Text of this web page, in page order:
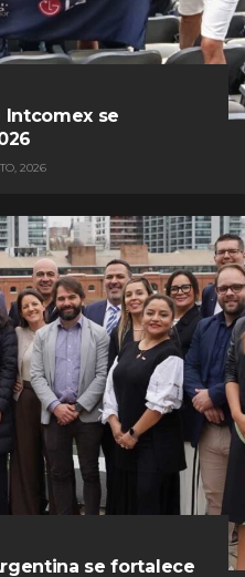
Intcomex se
2026
se fortalece